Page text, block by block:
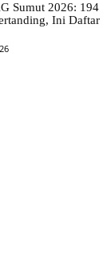
Sumut 2026: 194
Ini Daftar